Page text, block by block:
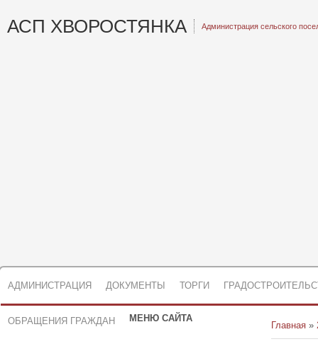
АСП ХВОРОСТЯНКА Администрация сельского
АДМИНИСТРАЦИЯ ДОКУМЕНТЫ ТОРГИ
ОБРАЩЕНИЯ ГРАЖДАН МЕНЮ САЙТА
Главная »